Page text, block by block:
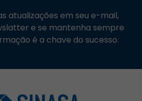
atualizações em seu e-mail,
e se mantenha sempre
é a chave do sucesso.